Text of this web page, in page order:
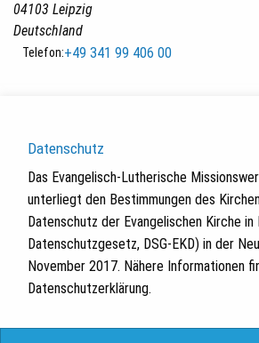
04103 Leipzig
Deutschland
Telefon:+49 341 99 406 00
Datenschutz
Das Evangelisch-Lutherische
unterliegt den Bestimmungen des
Datenschutz der Evangelischen Kirche in
Datenschutzgesetz, DSG-EKD) in der
November 2017. Nähere Informationen
Datenschutzerklärung.